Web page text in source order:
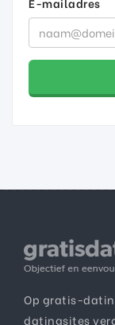
Op gratis-
datingsites